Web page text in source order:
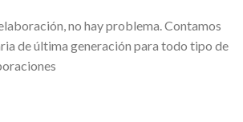
no hay problema. Contamos
de última generación para todo tipo de